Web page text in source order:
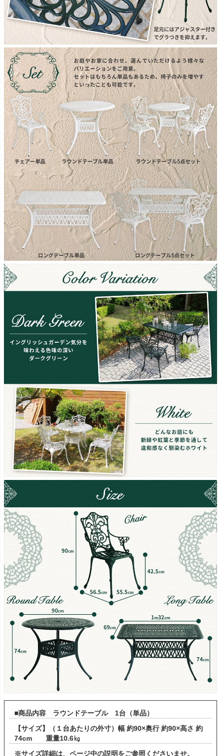
■商品内容 ラウンドテーブル 1台（単品）
【サイズ】（１台あたりの外寸）幅 約90×奥行 約90×高さ 約
74cm 重量10.6㎏
※サイズ詳細は、ページ中の説明をご参照くださいませ。